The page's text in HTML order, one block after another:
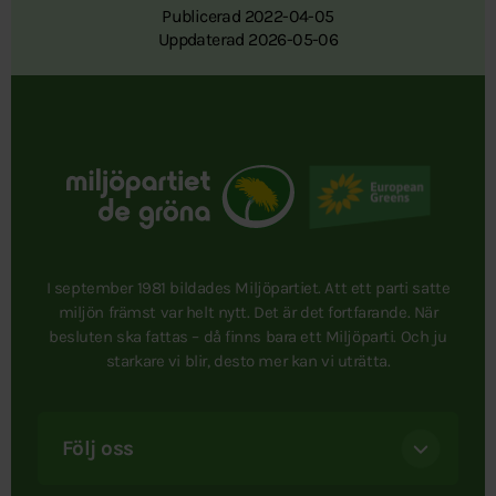
Publicerad 2022-04-05
Uppdaterad 2026-05-06
I september 1981 bildades Miljöpartiet. Att ett parti satte
miljön främst var helt nytt. Det är det fortfarande. När
besluten ska fattas – då finns bara ett Miljöparti. Och ju
starkare vi blir, desto mer kan vi uträtta.
Följ oss